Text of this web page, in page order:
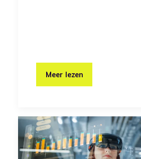
Meer lezen